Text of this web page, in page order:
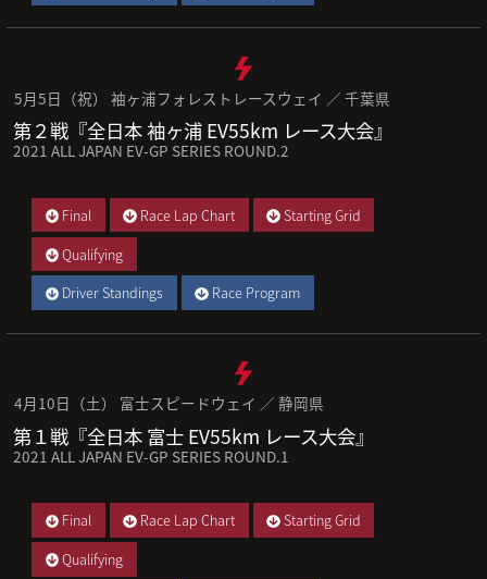
5月5日（祝） 袖ヶ浦フォレストレースウェイ ／ 千葉県
第２戦『全日本 袖ヶ浦 EV55km レース大会』
2021 ALL JAPAN EV-GP SERIES ROUND.2
Final Race Lap Chart
Starting Grid
Qualifying
Driver Standings
Race Program
4月10日（土） 富士スピードウェイ ／ 静岡県
第１戦『全日本 富士 EV55km レース大会』
2021 ALL JAPAN EV-GP SERIES ROUND.1
Final Race Lap Chart
Starting Grid
Qualifying